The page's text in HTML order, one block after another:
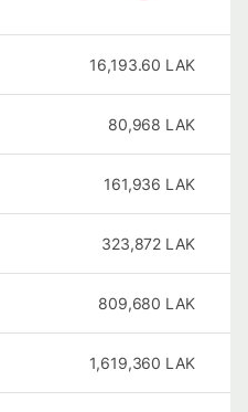
16,193.60 LAK
80,968 LAK
161,936 LAK
323,872 LAK
809,680 LAK
1,619,360 LAK